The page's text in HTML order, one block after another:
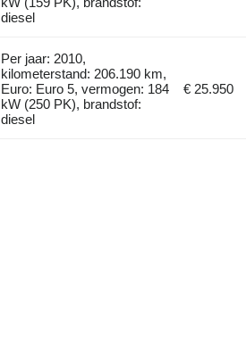
diesel
Per jaar: 2010,
kilometerstand: 206.190 km,
Euro: Euro 5, vermogen: 184
kW (250 PK), brandstof:
diesel
€ 25.950